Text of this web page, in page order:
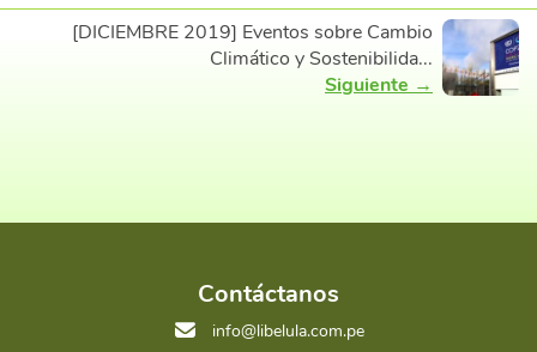
[DICIEMBRE 2019] Eventos sobre Cambio
Climático y Sostenibilida...
Siguiente →
Contáctanos
info@libelula.com.pe